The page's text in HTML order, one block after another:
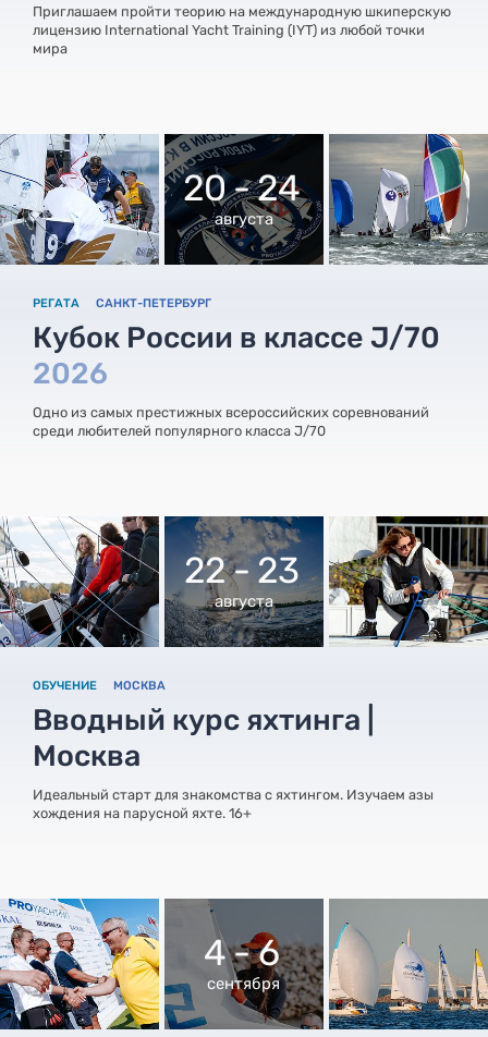
Приглашаем пройти теорию на международную шкиперскую
лицензию International Yacht Training (IYT) из любой точки
мира
20 - 24
августа
РЕГАТА САНКТ-ПЕТЕРБУРГ
Кубок России в классе J/70
2026
Одно из самых престижных всероссийских соревнований
среди любителей популярного класса J/70
22 - 23
августа
ОБУЧЕНИЕ МОСКВА
Вводный курс яхтинга |
Москва
Идеальный старт для знакомства с яхтингом. Изучаем азы
хождения на парусной яхте. 16+
4 - 6
сентября